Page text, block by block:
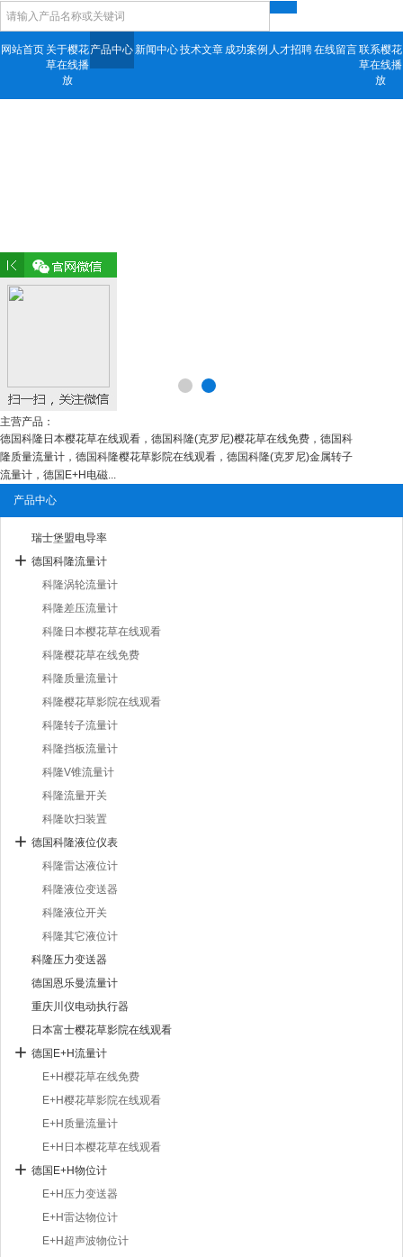
网站首页 关于樱花
草在线播
放
产品中心新闻中心技术文章 成功案例 人才招聘在线留言联系樱花
草在线播
放
主营产品：
德国科隆日本樱花草在线观看，德国科隆(克罗尼)樱花草在线免费，德国科
隆质量流量计，德国科隆樱花草影院在线观看，德国科隆(克罗尼)金属转子
流量计，德国E+H电磁...
产品中心
瑞士堡盟电导率
德国科隆流量计
科隆涡轮流量计
科隆差压流量计
科隆日本樱花草在线观看
科隆樱花草在线免费
科隆质量流量计
科隆樱花草影院在线观看
科隆转子流量计
科隆挡板流量计
科隆V锥流量计
科隆流量开关
科隆吹扫装置
德国科隆液位仪表
科隆雷达液位计
科隆液位变送器
科隆液位开关
科隆其它液位计
科隆压力变送器
德国恩乐曼流量计
重庆川仪电动执行器
日本富士樱花草影院在线观看
德国E+H流量计
E+H樱花草在线免费
E+H樱花草影院在线观看
E+H质量流量计
E+H日本樱花草在线观看
德国E+H物位计
E+H压力变送器
E+H雷达物位计
E+H超声波物位计